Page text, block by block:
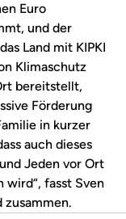
Euro
und der
Land mit KIPKI
Klimaschutz
bereitstellt,
Förderung
in kurzer
auch dieses
Jeden vor Ort
wird“, fasst Sven
zusammen.